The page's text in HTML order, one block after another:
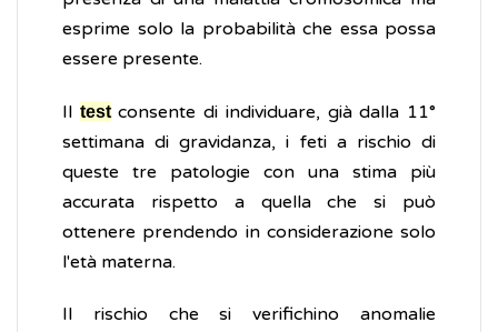
esprime solo la probabilità che essa possa
essere presente.
Il testconsente di individuare, già dalla 11°
settimana di gravidanza, i feti a rischio di
queste tre patologie con una stima più
accurata rispetto a quella che si può
ottenere prendendo in considerazione solo
l'età materna.
Il rischio che si verifichino anomalie